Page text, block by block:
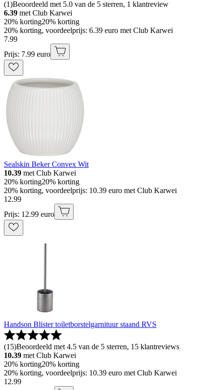
(1)Beoordeeld met 5.0 van de 5 sterren, 1 klantreview
6.39 met Club Karwei
20% korting20% korting
20% korting, voordeelprijs: 6.39 euro met Club Karwei
7.99
Prijs: 7.99 euro
Sealskin Beker Convex Wit
10.39 met Club Karwei
20% korting20% korting
20% korting, voordeelprijs: 10.39 euro met Club Karwei
12.99
Prijs: 12.99 euro
Handson Blister toiletborstelgarnituur staand RVS
(15)Beoordeeld met 4.5 van de 5 sterren, 15 klantreviews
10.39 met Club Karwei
20% korting20% korting
20% korting, voordeelprijs: 10.39 euro met Club Karwei
12.99